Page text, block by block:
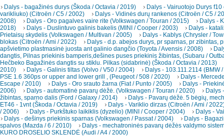
Dalys - bagažinės durys (Škoda / Octavia / 2019)
Dalys - Vairuotojo Durys
varikliuko) (Citroën / C5 / 2002)
Dalys - Vidinės durų rankenos (Citroën / C5 /
2008)
Dalys - Oro pagalves vaire rite (Volkswagen / Touran / 2015)
Dalys -
2018)
Dalys - Duslintuvo galinis bakelis (MINI / Cooper / 2003)
Dalys -
Prietaisų skydelis (Volkswagen / Multivan / 2005)
Dalys - Kablys (Chrysler /
blokas (Citroën / Ami / 2022)
Dalys - d.p. abejos durys, pr sparnas, pr zibintas,
apšvietimo plastmasinė juosta ant galinio dangčio (Toyota / Avensis / 2008)
dangtis, Pilnas priekinis bamperis,dešines puses priekinis žibintas, (Subaru /
Hečbeko Bagažinės dangtis su stiklu. Pilkas (sidabrinė) (Škoda / Octavia / 2013)
2010)
Dalys - Galinis tiltas (Volvo / V50 / 2004)
Dalys - 103.111.2114 (BMW
PSE 1.6 360ps or upper and lower grill , (Peugeot / 508 / 2020)
Dalys -
Escape / 2010)
Dalys - Oro srauto žarna (Fiat / Punto / 2005)
Dalys -
2006)
Dalys - automatinė pavarų dėžė. (Volkswagen / Touran / 2020)
Dalys
žibintas, sparno dalis (Ford / Galaxy / 2014)
Dalys - Pavarų dėžė. 5 bėgių,
ET46 - 1vnt (Škoda / Octavia / 2019)
Dalys - Variklio dirzas (Citroën / Ami /
/ 2006)
Dalys - Purkštuko laikiklis (dyzelio) (MINI / Cooper / 2004)
Dalys -
Dalys - dešinys priekinis sparnas (Volkswagen / Passat / 2004)
Dalys -
spalvos (Mazda / 6 / 2010)
Dalys - mechatroninės pavarų dėžės valdymo
KURO DROSELIO SKLENDĖ (Audi / A4 / 2000)